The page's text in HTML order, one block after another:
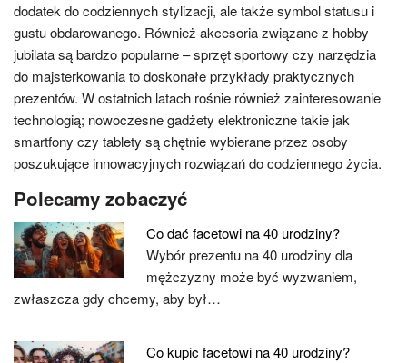
dodatek do codziennych stylizacji, ale także symbol statusu i
gustu obdarowanego. Również akcesoria związane z hobby
jubilata są bardzo popularne – sprzęt sportowy czy narzędzia
do majsterkowania to doskonałe przykłady praktycznych
prezentów. W ostatnich latach rośnie również zainteresowanie
technologią; nowoczesne gadżety elektroniczne takie jak
smartfony czy tablety są chętnie wybierane przez osoby
poszukujące innowacyjnych rozwiązań do codziennego życia.
Polecamy zobaczyć
Co dać facetowi na 40 urodziny?
Wybór prezentu na 40 urodziny dla
mężczyzny może być wyzwaniem,
zwłaszcza gdy chcemy, aby był…
Co kupic facetowi na 40 urodziny?